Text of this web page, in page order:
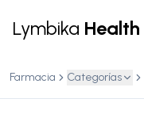
Lymbika Health
Farmacia Categorías